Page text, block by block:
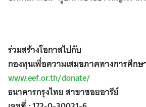
ร่วมสร้างโอกาสไปกับ
กองทุนเพื่อความเสมอภาคทางการศึก
www.eef.or.th/donate/
ธนาคารกรุงไทย สาขาซอยอารีย์